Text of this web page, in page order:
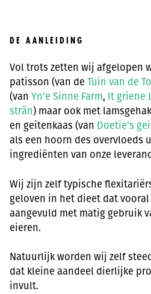
DE AANLEIDING
Vol trots zetten wij afgelopen
patisson (van deTuin van de
(vanYn’e Sinne Farm, It griene
strân) maar ook met
en geitenkaas (van Doetie’s
als een hoorn des overvloeds
ingrediënten van onze
Wij zijn zelf typische
geloven in het dieet dat
aangevuld met matig gebruik
eieren.
Natuurlijk worden wij zelf
dat kleine aandeel dierlijke
invult.